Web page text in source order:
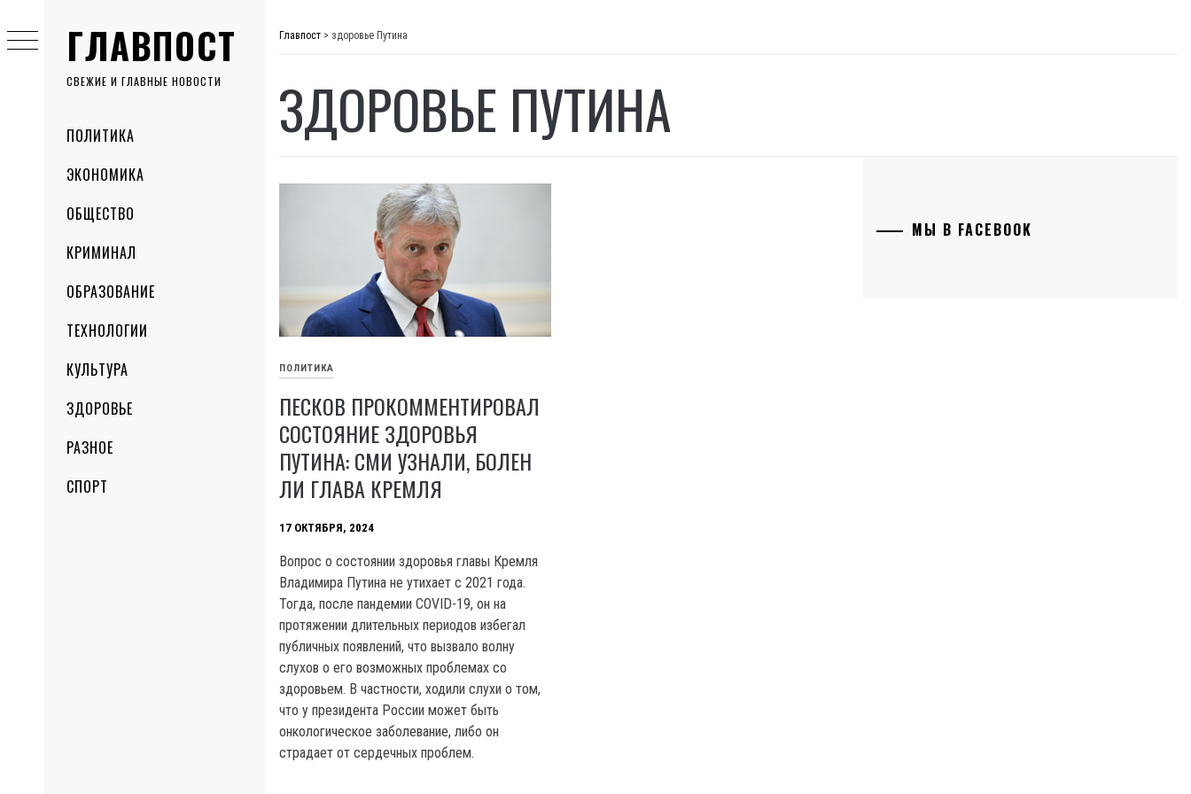
ГЛАВПОСТ
СВЕЖИЕ И ГЛАВНЫЕ НОВОСТИ
MenuПОЛИТИКА
ЭКОНОМИКА
ОБЩЕСТВО
КРИМИНАЛ
ОБРАЗОВАНИЕ
ТЕХНОЛОГИИ
КУЛЬТУРА
ЗДОРОВЬЕ
РАЗНОЕ
СПОРТ
to
content
Главпост > здоровье Путина
ЗДОРОВЬЕ ПУТИНА
ПОЛИТИКА
ПЕСКОВ ПРОКОММЕНТИРОВАЛ
СОСТОЯНИЕ ЗДОРОВЬЯ
ПУТИНА: СМИ УЗНАЛИ, БОЛЕН
ЛИ ГЛАВА КРЕМЛЯ
17 ОКТЯБРЯ, 2024
Вопрос о состоянии здоровья главы Кремля
Владимира Путина не утихает с 2021 года.
Тогда, после пандемии COVID-19, он на
протяжении длительных периодов избегал
публичных появлений, что вызвало волну
слухов о его возможных проблемах со
здоровьем. В частности, ходили слухи о том,
что у президента России может быть
онкологическое заболевание, либо он
страдает от сердечных проблем.
МЫ В FACEBOOK